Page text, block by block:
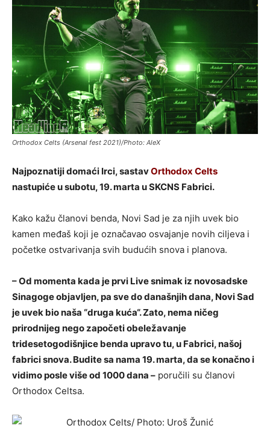
Orthodox Celts (Arsenal fest 2021)/Photo: AleX
Najpoznatiji domaći Irci, sastavOrthodox Celts
nastupiće u subotu, 19. marta u SKCNS Fabrici.
Kako kažu članovi benda, Novi Sad je za njih uvek bio
kamen međaš koji je označavao osvajanje novih ciljeva i
početke ostvarivanja svih budućih snova i planova.
– Od momenta kada je prvi Live snimak iz novosadske
Sinagoge objavljen, pa sve do današnjih dana, Novi Sad
je uvek bio naša “druga kuća“. Zato, nema ničeg
prirodnijeg nego započeti obeležavanje
tridesetogodišnjice benda upravo tu, u Fabrici, našoj
fabrici snova. Budite sa nama 19. marta, da se konačno i
vidimo posle više od 1000 dana – poručili su članovi
Orthodox Celtsa.